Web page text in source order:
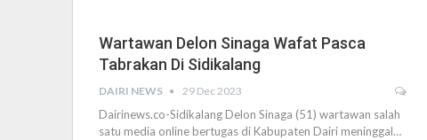
Wartawan Delon Sinaga Wafat Pasca
Tabrakan Di Sidikalang
DAIRI NEWS 29 Dec 2023
Dairinews.co-Sidikalang Delon Sinaga (51) wartawan salah
satu media online bertugas di Kabupaten Dairi meninggal…